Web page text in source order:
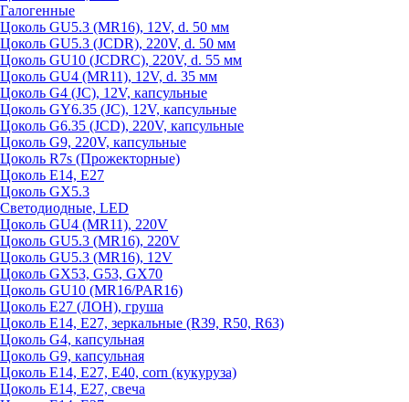
Галогенные
Цоколь GU5.3 (MR16), 12V, d. 50 мм
Цоколь GU5.3 (JCDR), 220V, d. 50 мм
Цоколь GU10 (JCDRC), 220V, d. 55 мм
Цоколь GU4 (MR11), 12V, d. 35 мм
Цоколь G4 (JC), 12V, капсульные
Цоколь GY6.35 (JC), 12V, капсульные
Цоколь G6.35 (JCD), 220V, капсульные
Цоколь G9, 220V, капсульные
Цоколь R7s (Прожекторные)
Цоколь E14, E27
Цоколь GX5.3
Светодиодные, LED
Цоколь GU4 (MR11), 220V
Цоколь GU5.3 (MR16), 220V
Цоколь GU5.3 (MR16), 12V
Цоколь GX53, G53, GX70
Цоколь GU10 (MR16/PAR16)
Цоколь Е27 (ЛОН), груша
Цоколь Е14, Е27, зеркальные (R39, R50, R63)
Цоколь G4, капсульная
Цоколь G9, капсульная
Цоколь Е14, Е27, Е40, corn (кукуруза)
Цоколь Е14, Е27, свеча